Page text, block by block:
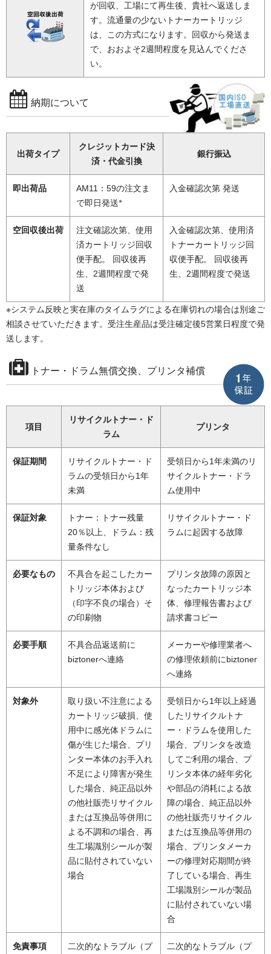
が回収、工場にて再生後、貴社へ返送しま
す。流通量の少ないトナーカートリッジ
は、この方式になります。回収から発送ま
で、おおよそ2週間程度を見込んでくださ
い。
納期について
出荷タイプ
クレジットカード決
済・代金引換
銀行振込
即出荷品
AM11：59の注文ま
で即日発送※
入金確認次第 発送
空回収後出荷
注文確認次第、使用
済カートリッジ回収
便手配。 回収後再
生、2週間程度で発
送
入金確認次第、使用済
トナーカートリッジ回
収便手配。 回収後再
生、2週間程度で発送
※システム反映と実在庫のタイムラグによる在庫切れの場合は別途ご
相談させていただきます。受注生産品は受注確定後5営業日程度で発
送します。
トナー・ドラム無償交換、プリンタ補償
項目
リサイクルトナー・ド
ラム
プリンタ
保証期間
リサイクルトナー・ド
ラムの受領日から1年
未満
受領日から1年未満のリ
サイクルトナー・ドラ
ム使用中
保証対象
トナー：トナー残量
20％以上、ドラム：残
量条件なし
リサイクルトナー・ド
ラムに起因する故障
必要なもの
不具合を起こしたカー
トリッジ本体および
（印字不良の場合）そ
の印刷物
プリンタ故障の原因と
なったカートリッジ本
体、修理報告書および
請求書コピー
必要手順
不具合品返送前に
biztonerへ連絡
メーカーや修理業者へ
の修理依頼前にbiztoner
へ連絡
対象外
取り扱い不注意による
カートリッジ破損、使
用中に感光体ドラムに
傷が生じた場合、プリ
ンター本体のお手入れ
不足により障害が発生
した場合、純正品以外
の他社販売リサイクル
または互換品等併用に
よる不調和の場合、再
生工場識別シールが製
品に貼付されていない
場合
受領日から1年以上経過
したリサイクルトナ
ー・ドラムを使用した
場合、プリンタを改造
してご利用の場合、プ
リンタ本体の経年劣化
や部品の消耗による故
障の場合、純正品以外
の他社販売リサイクル
または互換品等併用の
場合、プリンタメーカ
ーの修理対応期間が終
了している場合、再生
工場識別シールが製品
に貼付されていない場
合
免責事項
二次的なトラブル（プ
二次的なトラブル（プ